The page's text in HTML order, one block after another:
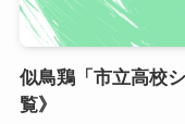
似鳥鶏「市立高校
覧》